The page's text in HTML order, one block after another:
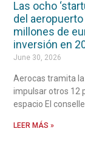
Las ocho
del
millones de
inversión en
June 30, 2026
Aerocas tramita la
impulsar otros 12
espacio El
LEER MÁS »